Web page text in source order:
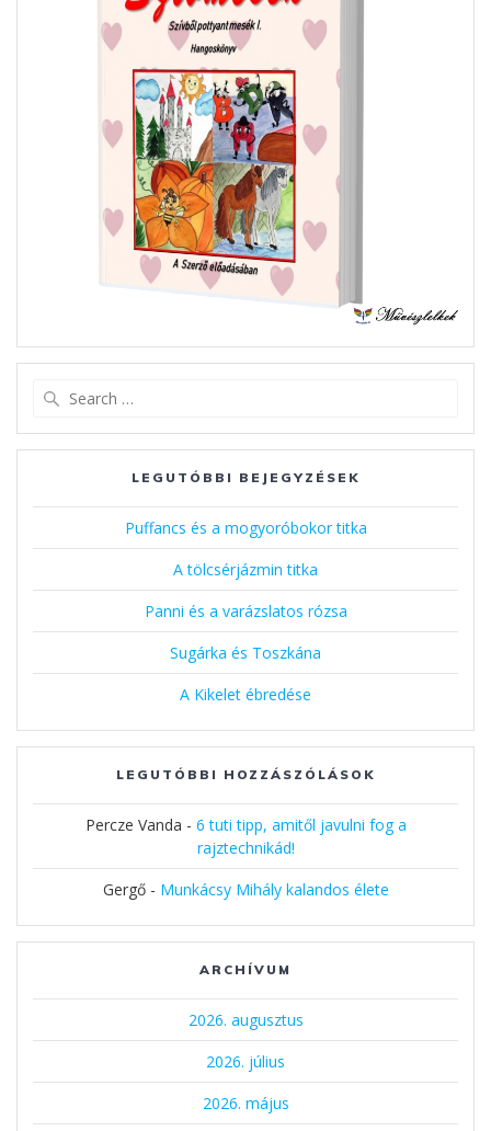
LEGUTÓBBI BEJEGYZÉSEK
Puffancs és a mogyoróbokor titka
A tölcsérjázmin titka
Panni és a varázslatos rózsa
Sugárka és Toszkána
A Kikelet ébredése
LEGUTÓBBI HOZZÁSZÓLÁSOK
Percze Vanda - 6 tuti tipp, amitől javulni fog a
rajztechnikád!
Gergő- Munkácsy Mihály kalandos élete
ARCHÍVUM
2026. augusztus
2026. július
2026. május